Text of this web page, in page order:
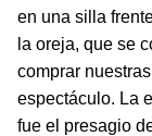
en una silla
la oreja, que se
comprar
espectáculo. La
fue el presagio